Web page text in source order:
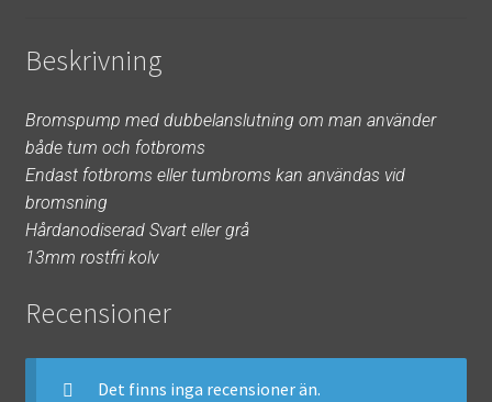
Beskrivning
Bromspump med dubbelanslutning om man använder
både tum och fotbroms
Endast fotbroms eller tumbroms kan användas vid
bromsning
Hårdanodiserad Svart eller grå
13mm rostfri kolv
Recensioner
Det finns inga recensioner än.